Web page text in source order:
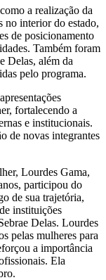
a realização da
no interior do estado,
de posicionamento
Também foram
Delas, além da
pelo programa.
fortalecendo a
e institucionais.
de novas integrantes
Lourdes Gama,
participou do
de sua trajetória,
instituições
Delas. Lourdes
pelas mulheres para
a importância
Ela